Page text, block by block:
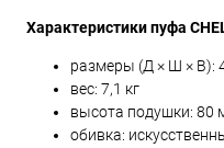
Характеристики пуфа
размеры (Д × Ш × В):
вес: 7,1 кг
высота подушки: 80
обивка: